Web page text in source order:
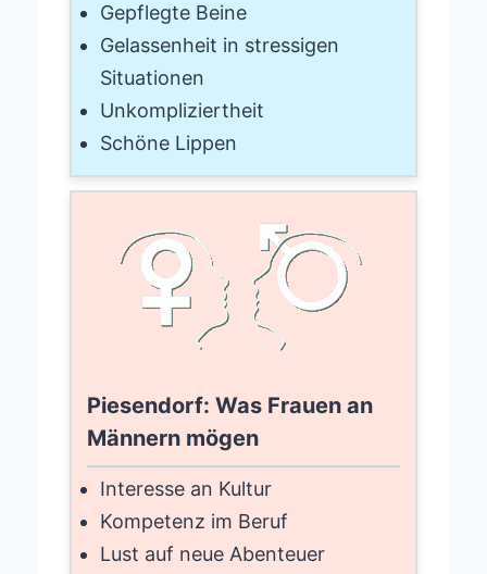
Gepflegte Beine
Gelassenheit in stressigen
Situationen
Unkompliziertheit
Schöne Lippen
Piesendorf: Was Frauen an
Männern mögen
Interesse an Kultur
Kompetenz im Beruf
Lust auf neue Abenteuer